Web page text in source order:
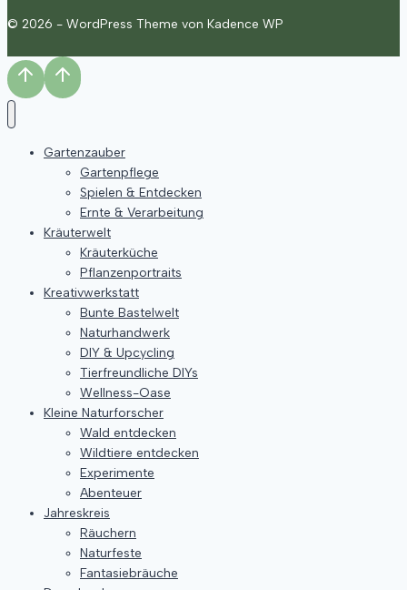
© 2026 - WordPress Theme von Kadence WP
Gartenzauber
Gartenpflege
Spielen & Entdecken
Ernte & Verarbeitung
Kräuterwelt
Kräuterküche
Pflanzenportraits
Kreativwerkstatt
Bunte Bastelwelt
Naturhandwerk
DIY & Upcycling
Tierfreundliche DIYs
Wellness-Oase
Kleine Naturforscher
Wald entdecken
Wildtiere entdecken
Experimente
Abenteuer
Jahreskreis
Räuchern
Naturfeste
Fantasiebräuche